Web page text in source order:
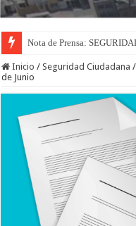
Nota de Prensa:
Inicio / Seguridad Ciudadana /
de Junio